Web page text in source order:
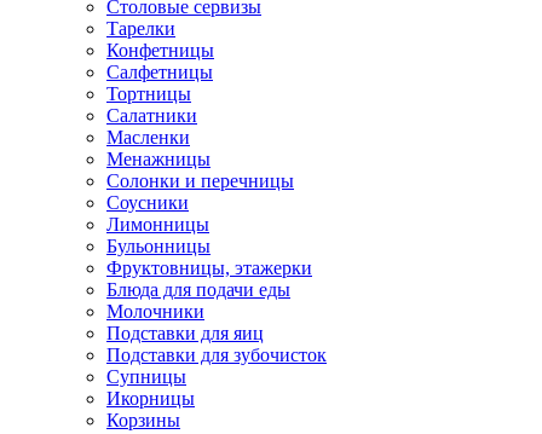
Столовые сервизы
Тарелки
Конфетницы
Салфетницы
Тортницы
Салатники
Масленки
Менажницы
Солонки и перечницы
Соусники
Лимонницы
Бульонницы
Фруктовницы, этажерки
Блюда для подачи еды
Молочники
Подставки для яиц
Подставки для зубочисток
Супницы
Икорницы
Корзины